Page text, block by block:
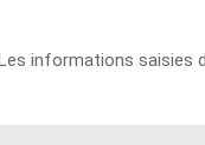
informations